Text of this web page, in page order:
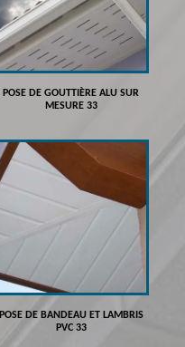
POSE DE GOUTTIÈRE ALU SUR
MESURE 33
POSE DE BANDEAU ET LAMBRIS
PVC 33